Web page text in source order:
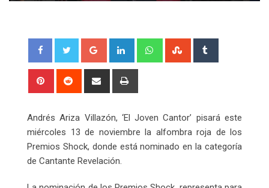
Google+ LinkedIn WhatsappStumbleUpon
Pinterest Reddit
Share
Andrés Ariza Villazón, ‘El Joven Cantor’ pisará este
miércoles 13 de noviembre la alfombra roja de los
Premios Shock, donde está nominado en la categoría
de Cantante Revelación.